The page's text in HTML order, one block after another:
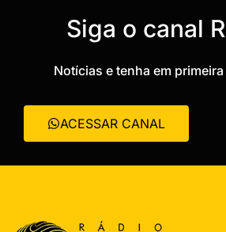
‎Siga o canal
Notícias e tenha em
ACESSAR CANAL